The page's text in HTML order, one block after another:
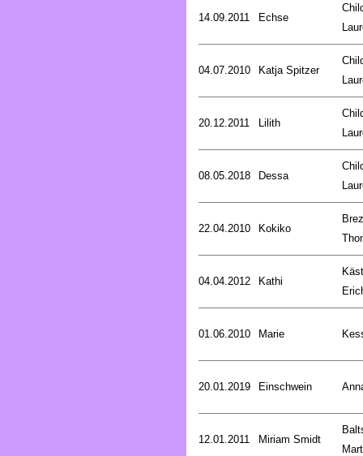
14.09.2011 Echse
04.07.2010 Katja Spitzer
20.12.2011 Lilith
08.05.2018 Dessa
22.04.2010 Kokiko
04.04.2012 Kathi
01.06.2010 Marie
20.01.2019 Einschwein
12.01.2011 Miriam Smidt